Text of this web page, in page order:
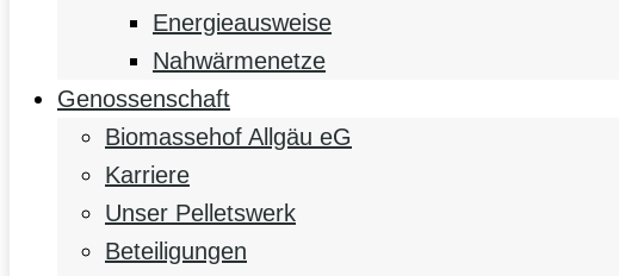
Energieausweise
Nahwärmenetze
Genossenschaft
Biomassehof Allgäu eG
Karriere
Unser Pelletswerk
Beteiligungen